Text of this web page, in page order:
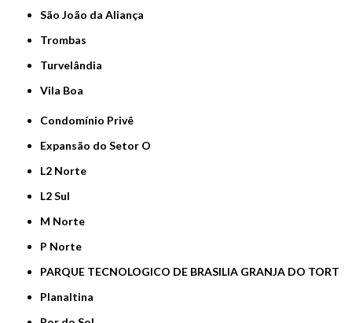
São João da Aliança
Trombas
Turvelândia
Vila Boa
Condomínio Privê
Expansão do Setor O
L2 Norte
L2 Sul
M Norte
P Norte
PARQUE TECNOLOGICO DE BRASILIA GRANJA DO TORT
Planaltina